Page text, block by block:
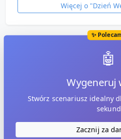
Więcej o "Dzień
✨
🤖
Wygeneruj
Stwórz scenariusz idealny
sekund
Zacznij za